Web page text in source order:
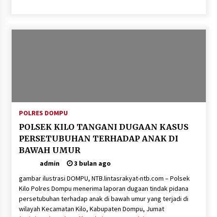
POLRES DOMPU
POLSEK KILO TANGANI DUGAAN KASUS
PERSETUBUHAN TERHADAP ANAK DI
BAWAH UMUR
admin
3 bulan ago
gambar ilustrasi DOMPU, NTB.lintasrakyat-ntb.com – Polsek
Kilo Polres Dompu menerima laporan dugaan tindak pidana
persetubuhan terhadap anak di bawah umur yang terjadi di
wilayah Kecamatan Kilo, Kabupaten Dompu, Jumat